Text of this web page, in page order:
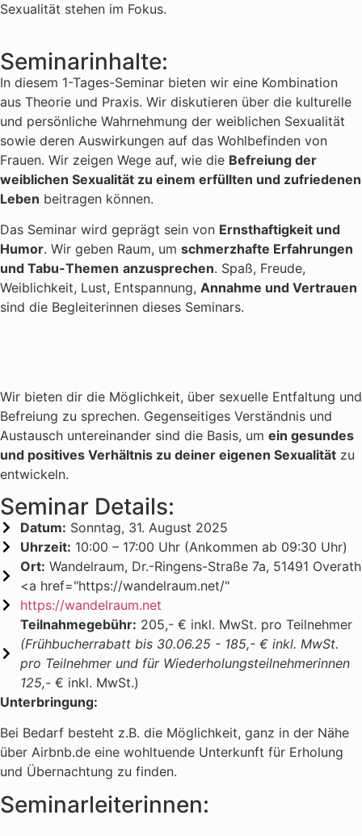
Sexualität stehen im Fokus.
Seminarinhalte:
In diesem 1-Tages-Seminar bieten wir eine Kombination
aus Theorie und Praxis. Wir diskutieren über die kulturelle
und persönliche Wahrnehmung der weiblichen Sexualität
sowie deren Auswirkungen auf das Wohlbefinden von
Frauen. Wir zeigen Wege auf, wie die Befreiung der
weiblichen Sexualität zu einem erfüllten und zufriedenen
Leben beitragen können.
Das Seminar wird geprägt sein von Ernsthaftigkeit und
Humor. Wir geben Raum, um schmerzhafte Erfahrungen
und Tabu-Themen anzusprechen. Spaß, Freude,
Weiblichkeit, Lust, Entspannung, Annahme und Vertrauen
sind die Begleiterinnen dieses Seminars.
Wir bieten dir die Möglichkeit, über sexuelle Entfaltung und
Befreiung zu sprechen. Gegenseitiges Verständnis und
Austausch untereinander sind die Basis, um ein gesundes
und positives Verhältnis zu deiner eigenen Sexualität zu
entwickeln.
Seminar Details:
Datum: Sonntag, 31. August 2025
Uhrzeit: 10:00 – 17:00 Uhr (Ankommen ab 09:30 Uhr)
Ort: Wandelraum, Dr.-Ringens-Straße 7a, 51491 Overath
<a href="https://wandelraum.net/"
https://wandelraum.net
Teilnahmegebühr: 205,- € inkl. MwSt. pro Teilnehmer
(Frühbucherrabatt bis 30.06.25 - 185,- € inkl. MwSt.
pro Teilnehmer und für Wiederholungsteilnehmerinnen
125,- € inkl. MwSt.)
Unterbringung:
Bei Bedarf besteht z.B. die Möglichkeit, ganz in der Nähe
über Airbnb.de eine wohltuende Unterkunft für Erholung
und Übernachtung zu finden.
Seminarleiterinnen: